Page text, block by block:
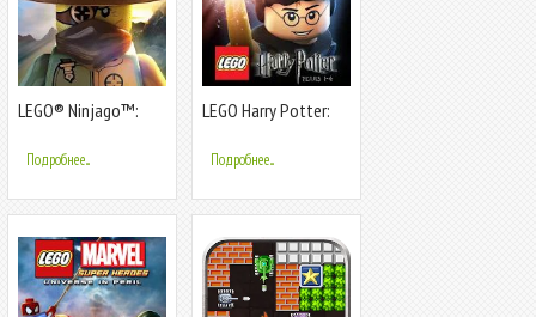
LEGO® Ninjago™:
Подробнее...
LEGO Harry Potter:
Подробнее...